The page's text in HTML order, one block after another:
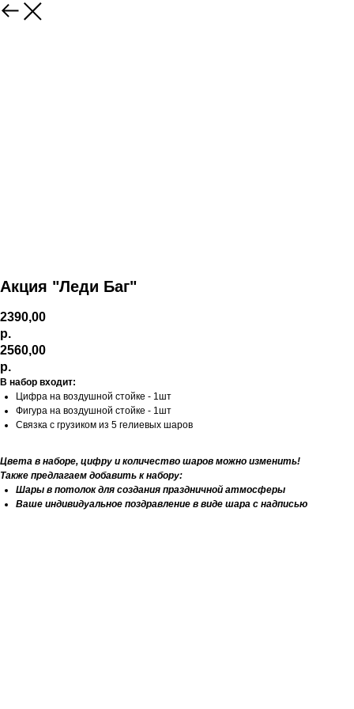
Акция "Леди Баг"
2390,00
р.
2560,00
р.
В набор входит:
Цифра на воздушной стойке - 1шт
Фигура на воздушной стойке - 1шт
Связка с грузиком из 5 гелиевых шаров
Цвета в наборе, цифру и количество шаров можно изменить!
Также предлагаем добавить к набору:
Шары в потолок для создания праздничной атмосферы
Ваше индивидуальное поздравление в виде шара с надписью